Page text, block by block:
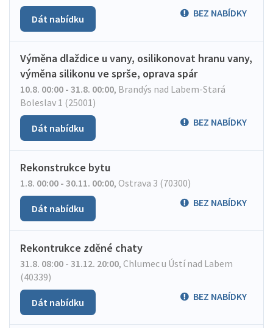
BEZ NABÍDKY
Dát nabídku
Výměna dlaždice u vany, osilikonovat hranu vany,
výměna silikonu ve sprše, oprava spár
10.8. 00:00 - 31.8. 00:00, Brandýs nad Labem-Stará
Boleslav 1 (25001)
BEZ NABÍDKY
Dát nabídku
Rekonstrukce bytu
1.8. 00:00 - 30.11. 00:00, Ostrava 3 (70300)
BEZ NABÍDKY
Dát nabídku
Rekontrukce zděné chaty
31.8. 08:00 - 31.12. 20:00, Chlumec u Ústí nad Labem
(40339)
BEZ NABÍDKY
Dát nabídku